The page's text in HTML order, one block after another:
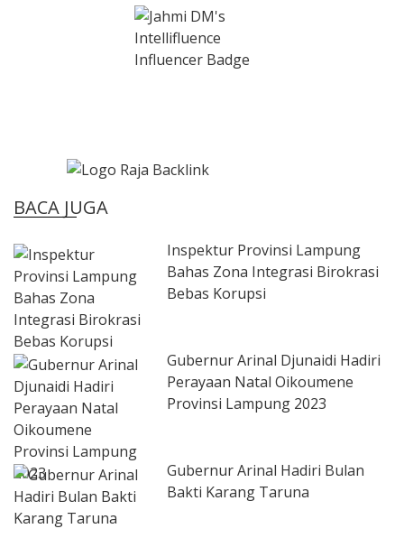
BACA JUGA
Inspektur Provinsi Lampung
Bahas Zona Integrasi Birokrasi
Bebas Korupsi
Gubernur Arinal Djunaidi Hadiri
Perayaan Natal Oikoumene
Provinsi Lampung 2023
Gubernur Arinal Hadiri Bulan
Bakti Karang Taruna